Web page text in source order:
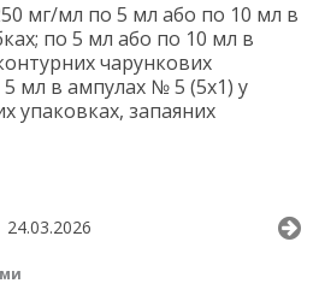
мг/мл по 5 мл або по 10 мл в
по 5 мл або по 10 мл в
чарункових
5 мл в ампулах № 5 (5х1) у
упаковках, запаяних
24.03.2026